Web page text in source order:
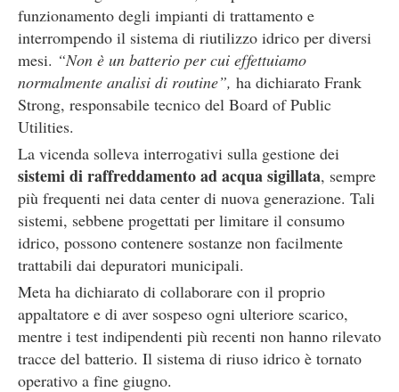
funzionamento degli impianti di trattamento e
interrompendo il sistema di riutilizzo idrico per diversi
mesi. “Non è un batterio per cui effettuiamo
normalmente analisi di routine”, ha dichiarato Frank
Strong, responsabile tecnico del Board of Public
Utilities.
La vicenda solleva interrogativi sulla gestione dei
sistemi di raffreddamento ad acqua sigillata, sempre
più frequenti nei data center di nuova generazione. Tali
sistemi, sebbene progettati per limitare il consumo
idrico, possono contenere sostanze non facilmente
trattabili dai depuratori municipali.
Meta ha dichiarato di collaborare con il proprio
appaltatore e di aver sospeso ogni ulteriore scarico,
mentre i test indipendenti più recenti non hanno rilevato
tracce del batterio. Il sistema di riuso idrico è tornato
operativo a fine giugno.